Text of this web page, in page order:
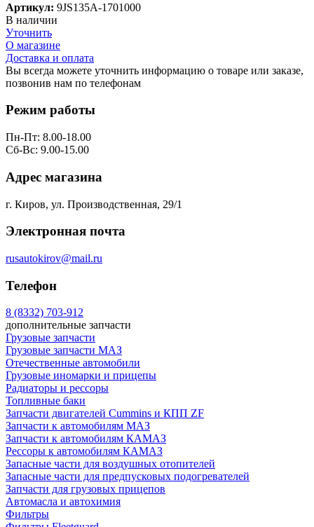
Артикул: 9JS135A-1701000
В наличии
Уточнить
О магазине
Доставка и оплата
Вы всегда можете уточнить информацию о товаре или заказе,
позвонив нам по телефонам
Режим работы
Пн-Пт: 8.00-18.00
Сб-Вс: 9.00-15.00
Адрес магазина
г. Киров, ул. Производственная, 29/1
Электронная почта
rusautokirov@mail.ru
Телефон
8 (8332) 703-912
дополнительные запчасти
Грузовые запчасти
Грузовые запчасти МАЗ
Отечественные автомобили
Грузовые иномарки и прицепы
Радиаторы и рессоры
Топливные баки
Запчасти двигателей Cummins и КПП ZF
Запчасти к автомобилям МАЗ
Запчасти к автомобилям КАМАЗ
Рессоры к автомобилям КАМАЗ
Запасные части для воздушных отопителей
Запасные части для предпусковых подогревателей
Запчасти для грузовых прицепов
Автомасла и автохимия
Фильтры